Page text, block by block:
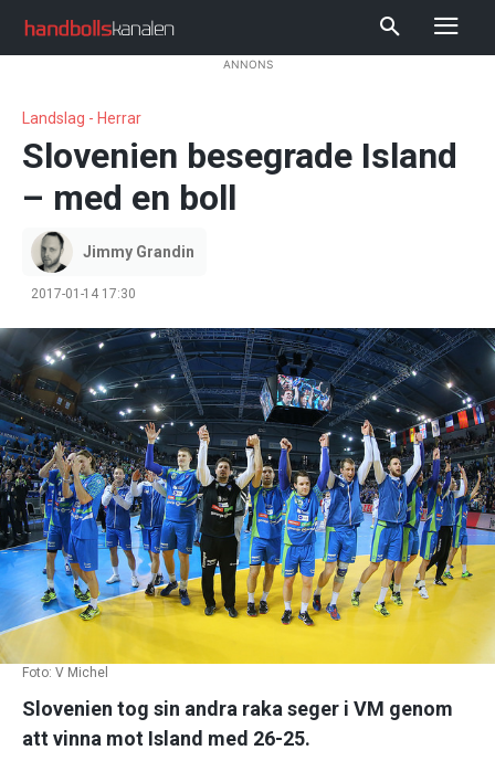
ANNONS
Landslag - Herrar
Slovenien besegrade Island
– med en boll
Jimmy Grandin
2017-01-14 17:30
Foto: V Michel
Slovenien tog sin andra raka seger i VM genom
att vinna mot Island med 26-25.